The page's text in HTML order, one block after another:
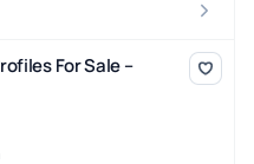
– Continuous Supply
For Sale –